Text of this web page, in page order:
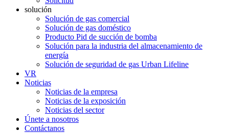
solución
Solución de gas comercial
Solución de gas doméstico
Producto Pid de succión de bomba
Solución para la industria del almacenamiento de
energía
Solución de seguridad de gas Urban Lifeline
VR
Noticias
Noticias de la empresa
Noticias de la exposición
Noticias del sector
Únete a nosotros
Contáctanos